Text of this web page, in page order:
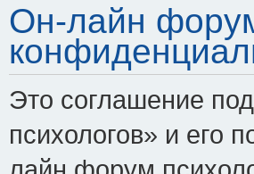
Он-лайн
Это соглашение
психологов» и его